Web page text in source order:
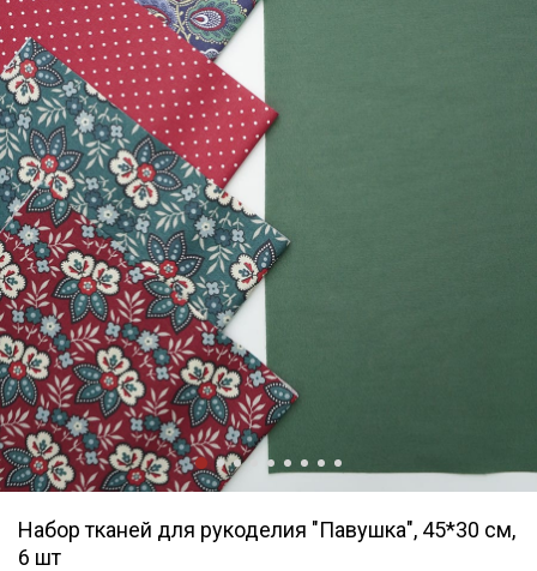
Набор тканей для рукоделия "Павушка", 45*30 см,
6 шт